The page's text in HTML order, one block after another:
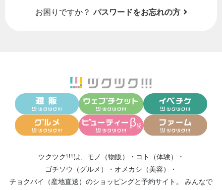
お困りですか？ パスワードをお忘れの方
ツクツク!!!は、 モノ（物販） ・ コト（体験）
・
ゴチソウ（グルメ）
・ オメカシ（美容）
・
チョクバイ（産地直送） のショッピングと予約サイト。
みんなで